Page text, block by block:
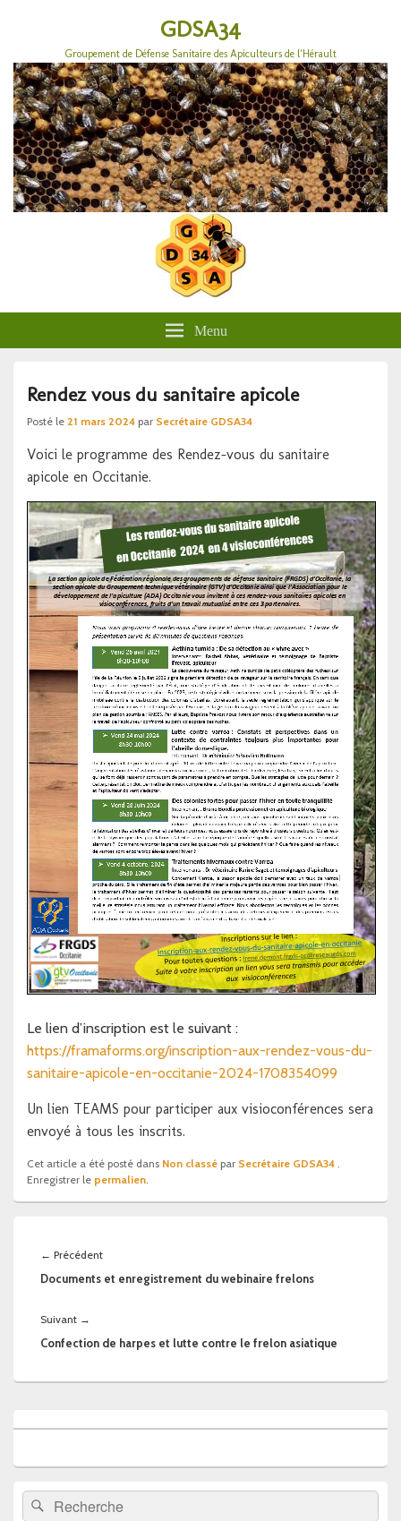
GDSA34
Groupement de Défense Sanitaire des Apiculteurs de l'Hérault
Menu
Rendez vous du sanitaire apicole
Posté le 21 mars 2024 par Secrétaire GDSA34
Voici le programme des Rendez-vous du sanitaire
apicole en Occitanie.
Le lien d’inscription est le suivant :
https://framaforms.org/inscription-aux-rendez-vous-du-
sanitaire-apicole-en-occitanie-2024-1708354099
Un lien TEAMS pour participer aux visioconférences sera
envoyé à tous les inscrits.
Cet article a été posté dans Non classé par Secrétaire GDSA34
Enregistrer le permalien
de
l’article
← PrécédentArticle
précédent :
Documents et enregistrement du webinaire frelons
Suivant →
suivant :
Confection de harpes et lutte contre le frelon asiatique
principale
widget
barre
Recherche :Rechercher